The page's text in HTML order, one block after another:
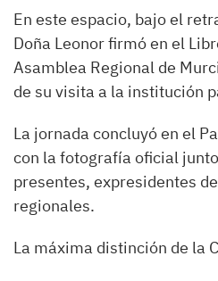
En este espacio, bajo el
Doña Leonor firmó en el
Asamblea Regional de
de su visita a la institución
La jornada concluyó en el
con la fotografía oficial
presentes, expresidentes
regionales.
La máxima distinción de la